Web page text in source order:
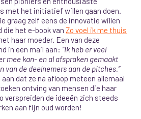
met het initiatief willen gaan doen.
graag zelf eens de innovatie willen
die het e-book vanZo voel ik me thuis
haar moeder. Een van deze
in een mail aan:“Ik heb er veel
mee kan- en al afspraken gemaakt
van de deelnemers aan de pitches.”
dat ze na afloop meteen allemaal
ontving van mensen die haar
verspreiden de ideeën zich steeds
aan fijn oud worden!